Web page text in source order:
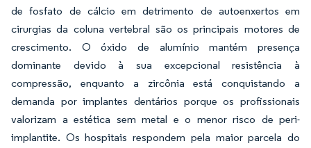
de fosfato de cálcio em detrimento de autoenxertos em
cirurgias da coluna vertebral são os principais motores de
crescimento. O óxido de alumínio mantém presença
dominante devido à sua excepcional resistência à
compressão, enquanto a zircônia está conquistando a
demanda por implantes dentários porque os profissionais
valorizam a estética sem metal e o menor risco de peri-
implantite. Os hospitais respondem pela maior parcela do